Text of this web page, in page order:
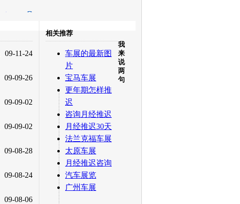
转发至： 白社会 百度i贴吧
09-11-24
09-09-26
09-09-02
09-09-02
09-08-28
09-08-24
09-08-06
相关推荐
车展的最新图
片
宝马车展
更年期怎样推
迟
咨询月经推迟
月经推迟30天
法兰克福车展
太原车展
月经推迟咨询
汽车展览
广州车展
我
来
说
两
句